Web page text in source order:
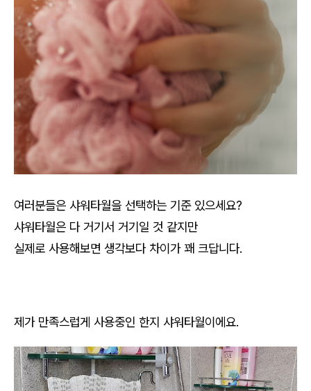
여러분들은 샤워타월을 선택하는 기준 있으세요?
샤워타월은 다 거기서 거기일 것 같지만
실제로 사용해보면 생각보다 차이가 꽤 크답니다.
제가 만족스럽게 사용중인 한지 샤워타월이에요.